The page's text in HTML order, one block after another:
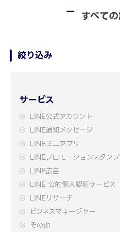
すべて
絞り込み
サービス
LINE公式アカウント
LINE通知メッセージ
LINEミニアプリ
LINEプロモーションスタンプ
LINE広告
LINE 公的個人認証サービス
LINEリサーチ
ビジネスマネージャー
その他